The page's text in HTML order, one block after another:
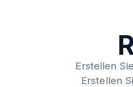
Erstellen
Erstellen